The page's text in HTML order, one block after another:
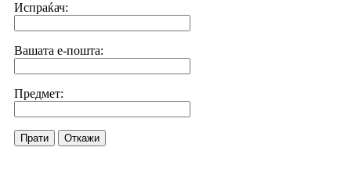
Испраќач:
Вашата е-пошта:
Предмет:
Прати Откажи